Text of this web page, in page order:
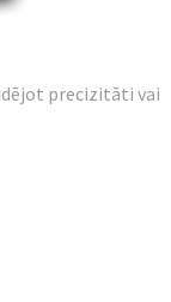
precizitāti vai